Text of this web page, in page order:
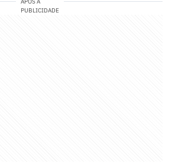
PUBLICIDADE